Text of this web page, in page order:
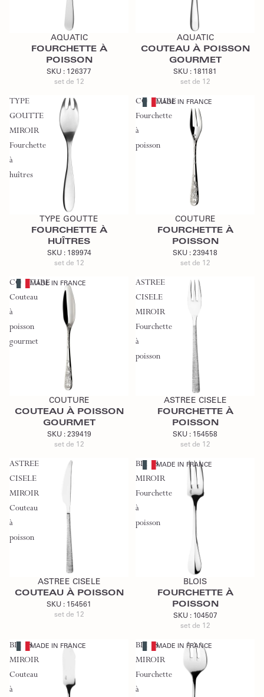
AQUATIC
FOURCHETTE À
POISSON
SKU : 126377
set de 12
Ajouter au devis
AQUATIC
COUTEAU À POISSON
GOURMET
SKU : 181181
set de 12
TYPE
GOUTTE
MIROIR
Fourchette
à
huîtres
Ajouter au devis
TYPE GOUTTE
FOURCHETTE À
HUÎTRES
SKU : 189974
set de 12
COUTURE
Fourchette
à
poisson
MADE IN FRANCE
Ajouter au devis
COUTURE
FOURCHETTE À
POISSON
SKU : 239418
set de 12
COUTURE
Couteau
à
poisson
gourmet
MADE IN FRANCE
Ajouter au devis
COUTURE
COUTEAU À POISSON
GOURMET
SKU : 239419
set de 12
ASTREE
CISELE
MIROIR
Fourchette
à
poisson
Ajouter au devis
ASTREE CISELE
FOURCHETTE À
POISSON
SKU : 154558
set de 12
ASTREE
CISELE
MIROIR
Couteau
à
poisson
Ajouter au devis
ASTREE CISELE
COUTEAU À POISSON
SKU : 154561
set de 12
BLOIS
MIROIR
Fourchette
à
poisson
MADE IN FRANCE
Ajouter au devis
BLOIS
FOURCHETTE À
POISSON
SKU : 104507
set de 12
BLOIS
MIROIR
Couteau
à
MADE IN FRANCE
BLOIS
MIROIR
Fourchette
à
MADE IN FRANCE